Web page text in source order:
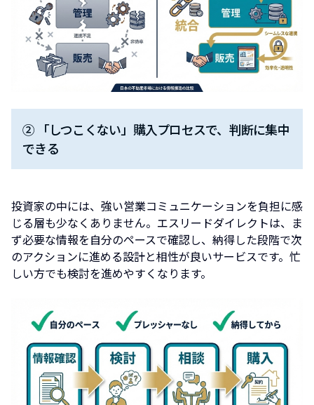
② 「しつこくない」購入プロセスで、判断に集中
できる
投資家の中には、強い営業コミュニケーションを負担に感
じる層も少なくありません。エスリードダイレクトは、ま
ず必要な情報を自分のペースで確認し、納得した段階で次
のアクションに進める設計と相性が良いサービスです。忙
しい方でも検討を進めやすくなります。